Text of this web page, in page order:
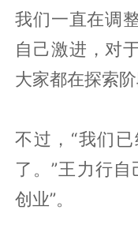
我们一直在调
自己激进，对
大家都在探索
不过，“我们
了。”王力行
创业”。